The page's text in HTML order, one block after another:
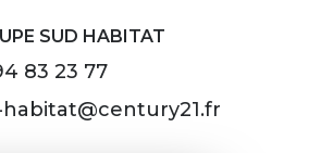
SUD HABITAT
83 23 77